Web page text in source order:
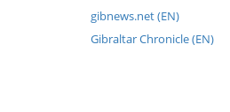
gibnews.net (EN)
Gibraltar Chronicle (EN)